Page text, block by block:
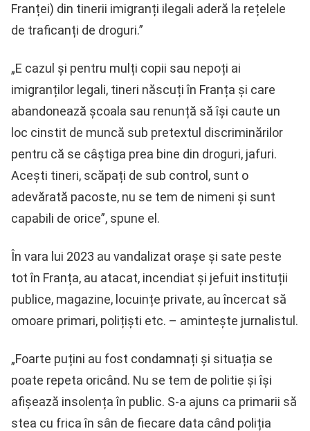
Franței) din tinerii imigranți ilegali aderă la rețelele
de traficanți de droguri.”
„E cazul și pentru mulți copii sau nepoți ai
imigranților legali, tineri născuți în Franța și care
abandonează școala sau renunță să își caute un
loc cinstit de muncă sub pretextul discriminărilor
pentru că se câștiga prea bine din droguri, jafuri.
Acești tineri, scăpați de sub control, sunt o
adevărată pacoste, nu se tem de nimeni și sunt
capabili de orice”, spune el.
În vara lui 2023 au vandalizat orașe și sate peste
tot în Franța, au atacat, incendiat și jefuit instituții
publice, magazine, locuințe private, au încercat să
omoare primari, polițiști etc. – amintește jurnalistul.
„Foarte puțini au fost condamnați și situația se
poate repeta oricând. Nu se tem de politie și își
afișează insolența în public. S-a ajuns ca primarii să
stea cu frica în sân de fiecare data când poliția